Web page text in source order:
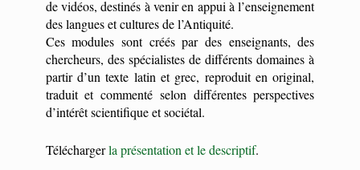
de vidéos, destinés à venir en appui à l’enseignement
des langues et cultures de l’Antiquité.
Ces modules sont créés par des enseignants, des
chercheurs, des spécialistes de différents domaines à
partir d’un texte latin et grec, reproduit en original,
traduit et commenté selon différentes perspectives
d’intérêt scientifique et sociétal.
Téléchargerla présentation et le descriptif.